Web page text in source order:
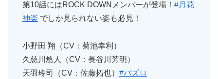
第10話にはROCK DOWNメンバーが登場！ #月花
神楽 でしか見られない姿も必見！
小野田 翔（CV：菊池幸利）
久慈川悠人（CV：長谷川芳明）
天羽玲司（CV：佐藤拓也） #バズロ